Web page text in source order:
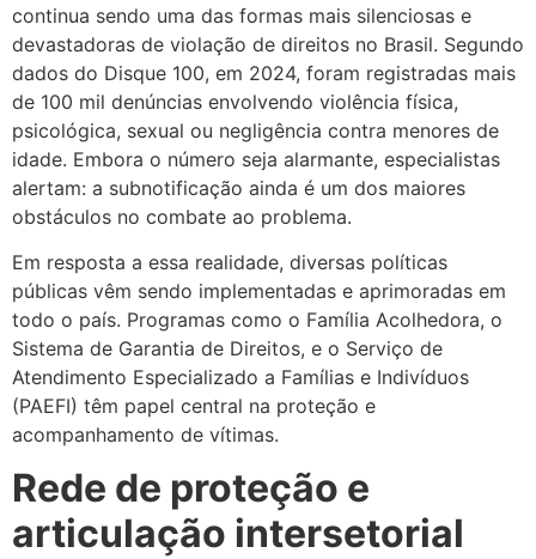
continua sendo uma das formas mais silenciosas e
devastadoras de violação de direitos no Brasil. Segundo
dados do Disque 100, em 2024, foram registradas mais
de 100 mil denúncias envolvendo violência física,
psicológica, sexual ou negligência contra menores de
idade. Embora o número seja alarmante, especialistas
alertam: a subnotificação ainda é um dos maiores
obstáculos no combate ao problema.
Em resposta a essa realidade, diversas políticas
públicas vêm sendo implementadas e aprimoradas em
todo o país. Programas como o Família Acolhedora, o
Sistema de Garantia de Direitos, e o Serviço de
Atendimento Especializado a Famílias e Indivíduos
(PAEFI) têm papel central na proteção e
acompanhamento de vítimas.
Rede de proteção e
articulação intersetorial